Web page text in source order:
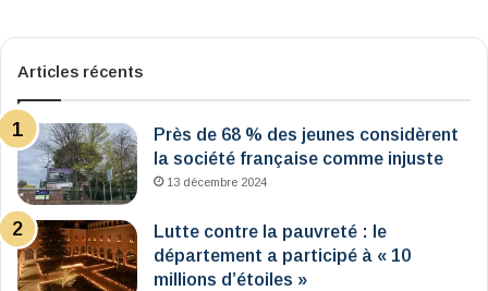
Articles récents
Près de 68 % des jeunes considèrent
la société française comme injuste
13 décembre 2024
Lutte contre la pauvreté : le
département a participé à « 10
millions d’étoiles »